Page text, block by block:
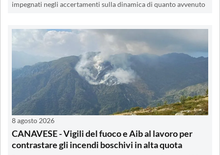
impegnati negli accertamenti sulla dinamica di quanto avvenuto
8 agosto 2026
CANAVESE - Vigili del fuoco e Aib al lavoro per
contrastare gli incendi boschivi in alta quota